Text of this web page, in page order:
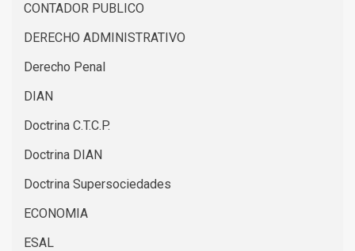
CONTADOR PUBLICO
DERECHO ADMINISTRATIVO
Derecho Penal
DIAN
Doctrina C.T.C.P.
Doctrina DIAN
Doctrina Supersociedades
ECONOMIA
ESAL